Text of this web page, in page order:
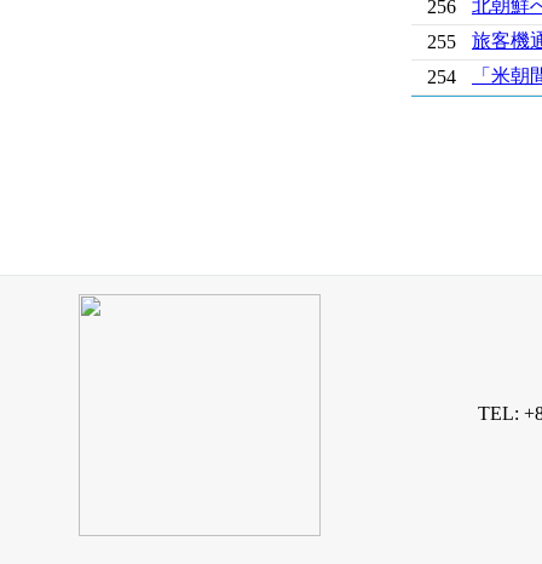
256
北朝鮮
255
旅客機
254
「米
TEL: